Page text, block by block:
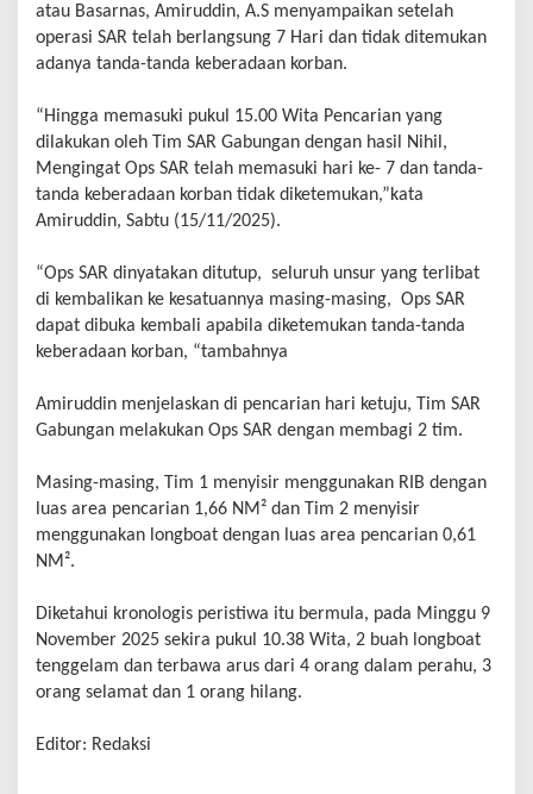
atau Basarnas, Amiruddin, A.S menyampaikan setelah
operasi SAR telah berlangsung 7 Hari dan tidak ditemukan
adanya tanda-tanda keberadaan korban.
“Hingga memasuki pukul 15.00 Wita Pencarian yang
dilakukan oleh Tim SAR Gabungan dengan hasil Nihil,
Mengingat Ops SAR telah memasuki hari ke- 7 dan tanda-
tanda keberadaan korban tidak diketemukan,”kata
Amiruddin, Sabtu (15/11/2025).
“Ops SAR dinyatakan ditutup, seluruh unsur yang terlibat
di kembalikan ke kesatuannya masing-masing, Ops SAR
dapat dibuka kembali apabila diketemukan tanda-tanda
keberadaan korban, “tambahnya
Amiruddin menjelaskan di pencarian hari ketuju, Tim SAR
Gabungan melakukan Ops SAR dengan membagi 2 tim.
Masing-masing, Tim 1 menyisir menggunakan RIB dengan
luas area pencarian 1,66 NM² dan Tim 2 menyisir
menggunakan longboat dengan luas area pencarian 0,61
NM².
Diketahui kronologis peristiwa itu bermula, pada Minggu 9
November 2025 sekira pukul 10.38 Wita, 2 buah longboat
tenggelam dan terbawa arus dari 4 orang dalam perahu, 3
orang selamat dan 1 orang hilang.
Editor: Redaksi